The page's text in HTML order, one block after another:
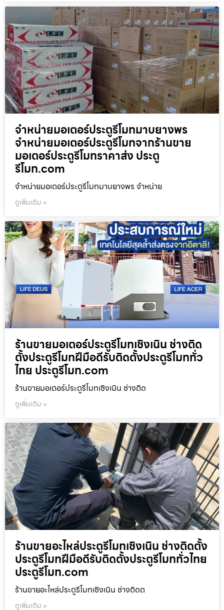
จำหน่ายมอเตอร์ประตูรีโมทมาบยางพร
จำหน่ายมอเตอร์ประตูรีโมทจากร้านขาย
มอเตอร์ประตูรีโมทราคาส่ง ประตู
รีโมท.com
จำหน่ายมอเตอร์ประตูรีโมทมาบยางพร จำหน่าย
ดูเพิ่มเติม »
ร้านขายมอเตอร์ประตูรีโมทเชิงเนิน ช่างติด
ตั้งประตูรีโมทฝีมือดีรับติดตั้งประตูรีโมททั่ว
ไทย ประตูรีโมท.com
ร้านขายมอเตอร์ประตูรีโมทเชิงเนิน ช่างติด
ดูเพิ่มเติม »
ร้านขายอะไหล่ประตูรีโมทเชิงเนิน ช่างติดตั้ง
ประตูรีโมทฝีมือดีรับติดตั้งประตูรีโมททั่วไทย
ประตูรีโมท.com
ร้านขายอะไหล่ประตูรีโมทเชิงเนิน ช่างติดต
ดูเพิ่มเติม »